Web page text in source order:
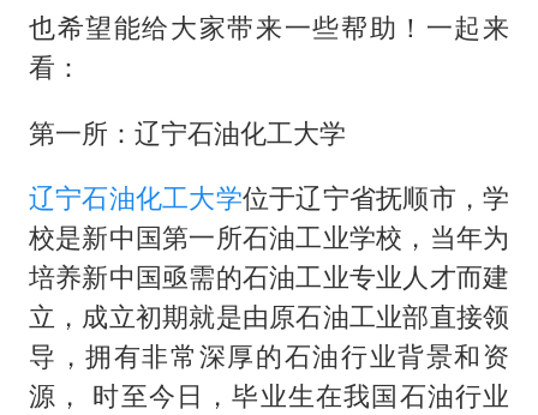
也希望能给大家带来一些帮助！一起来
看：
第一所：辽宁石油化工大学
辽宁石油化工大学位于辽宁省抚顺市，学
校是新中国第一所石油工业学校，当年为
培养新中国亟需的石油工业专业人才而建
立，成立初期就是由原石油工业部直接领
导，拥有非常深厚的石油行业背景和资
源， 时至今日，毕业生在我国石油行业